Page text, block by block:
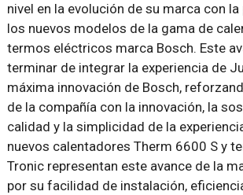
nivel en la evolución de su marca con
los nuevos modelos de la gama de
termos eléctricos marca Bosch. Este
terminar de integrar la experiencia de
máxima innovación de Bosch,
de la compañía con la innovación, la
calidad y la simplicidad de la
nuevos calentadores Therm 6600 S y
Tronic representan este avance de la
por su facilidad de instalación,